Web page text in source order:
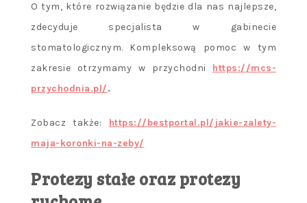
O tym, które rozwiązanie będzie dla nas najlepsze,
zdecyduje specjalista w gabinecie
stomatologicznym. Kompleksową pomoc w tym
zakresie otrzymamy w przychodni https://mcs-
przychodnia.pl/.
Zobacz także: https://bestportal.pl/jakie-zalety-
maja-koronki-na-zeby/
Protezy stałe oraz protezy